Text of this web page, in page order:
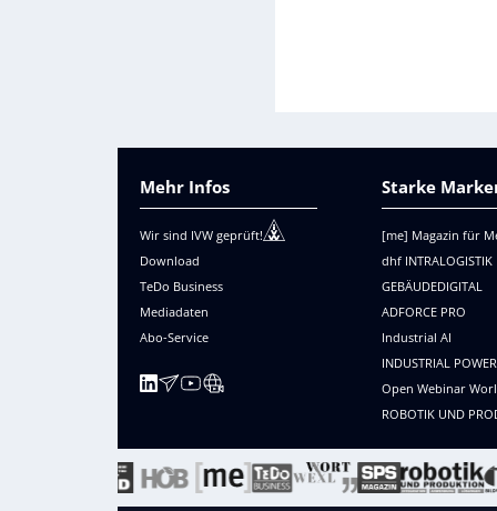
Mehr Infos
Wir sind IVW geprüft!
Download
TeDo Business
Mediadaten
Abo-Service
Starke
[me] Magazin für
dhf INTRALOGISTIK
GEBÄUDEDIGITAL
ADFORCE PRO
Industrial AI
INDUSTRIAL POWER
Open Webinar
ROBOTIK UND